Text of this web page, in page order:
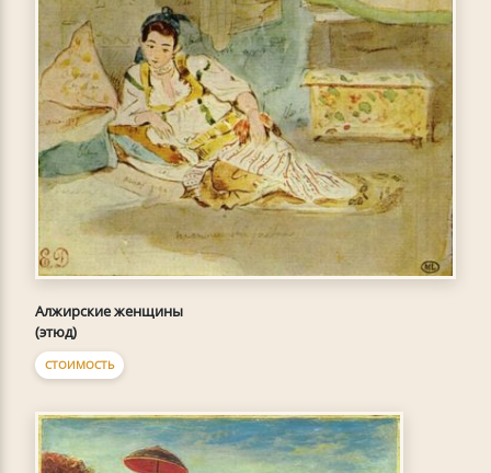
Алжирские женщины
(этюд)
СТОИМОСТЬ